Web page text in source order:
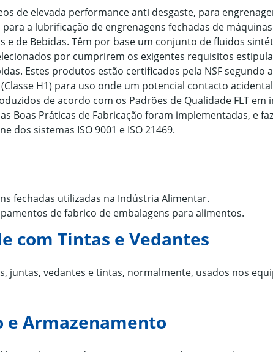
de elevada performance anti desgaste, para
a lubrificação de engrenagens fechadas de
e de Bebidas. Têm por base um conjunto de fluidos
por cumprirem os exigentes requisitos
Estes produtos estão certificados pela NSF segundo
H1) para uso onde um potencial contacto
de acordo com os Padrões de Qualidade FLT em
Boas Práticas de Fabricação foram implementadas, e
dos sistemas ISO 9001 e ISO 21469.
fechadas utilizadas na Indústria Alimentar.
de fabrico de embalagens para alimentos.
com Tintas e Vedantes
juntas, vedantes e tintas, normalmente, usados nos
e Armazenamento